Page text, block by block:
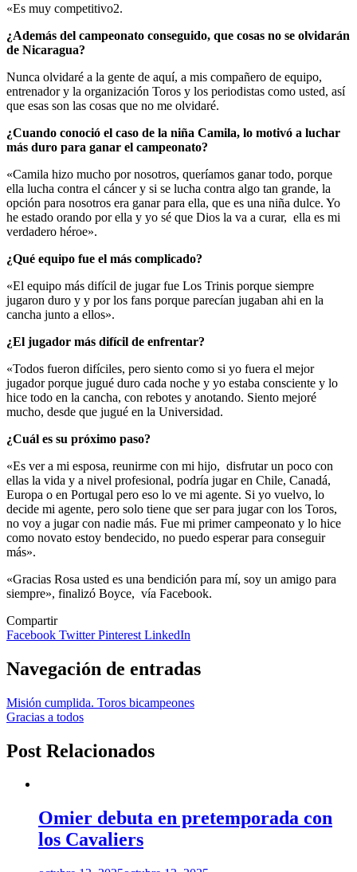
«Es muy competitivo2.
¿Además del campeonato conseguido, que cosas no se olvidarán
de Nicaragua?
Nunca olvidaré a la gente de aquí, a mis compañero de equipo,
entrenador y la organización Toros y los periodistas como usted, así
que esas son las cosas que no me olvidaré.
¿Cuando conoció el caso de la niña Camila, lo motivó a luchar
más duro para ganar el campeonato?
«Camila hizo mucho por nosotros, queríamos ganar todo, porque
ella lucha contra el cáncer y si se lucha contra algo tan grande, la
opción para nosotros era ganar para ella, que es una niña dulce. Yo
he estado orando por ella y yo sé que Dios la va a curar, ella es mi
verdadero héroe».
¿Qué equipo fue el más complicado?
«El equipo más difícil de jugar fue Los Trinis porque siempre
jugaron duro y y por los fans porque parecían jugaban ahi en la
cancha junto a ellos».
¿El jugador más difícil de enfrentar?
«Todos fueron difíciles, pero siento como si yo fuera el mejor
jugador porque jugué duro cada noche y yo estaba consciente y lo
hice todo en la cancha, con rebotes y anotando. Siento mejoré
mucho, desde que jugué en la Universidad.
¿Cuál es su próximo paso?
«Es ver a mi esposa, reunirme con mi hijo, disfrutar un poco con
ellas la vida y a nivel profesional, podría jugar en Chile, Canadá,
Europa o en Portugal pero eso lo ve mi agente. Si yo vuelvo, lo
decide mi agente, pero solo tiene que ser para jugar con los Toros,
no voy a jugar con nadie más. Fue mi primer campeonato y lo hice
como novato estoy bendecido, no puedo esperar para conseguir
más».
«Gracias Rosa usted es una bendición para mí, soy un amigo para
siempre», finalizó Boyce, vía Facebook.
Compartir
Facebook TwitterPinterest LinkedIn
Navegación de entradas
Misión cumplida. Toros bicampeones
Gracias a todos
Post Relacionados
Omier debuta en pretemporada con
los Cavaliers